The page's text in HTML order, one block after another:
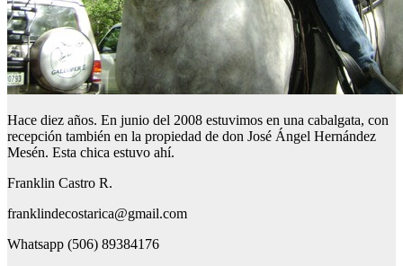
Hace diez años. En junio del 2008 estuvimos en una cabalgata, con
recepción también en la propiedad de don José Ángel Hernández
Mesén. Esta chica estuvo ahí.
Franklin Castro R.
franklindecostarica@gmail.com
Whatsapp (506) 89384176